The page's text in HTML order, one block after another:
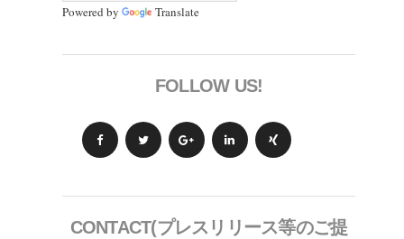
Powered by Translate
FOLLOW US!
CONTACT(プレスリリース等のご提